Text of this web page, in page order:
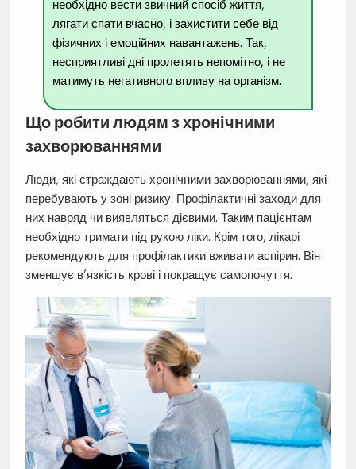
необхідно вести звичний спосіб життя,
лягати спати вчасно, і захистити себе від
фізичних і емоційних навантажень. Так,
несприятливі дні пролетять непомітно, і не
матимуть негативного впливу на організм.
Що робити людям з хронічними
захворюваннями
Люди, які страждають хронічними захворюваннями, які
перебувають у зоні ризику. Профілактичні заходи для
них навряд чи виявляться дієвими. Таким пацієнтам
необхідно тримати під рукою ліки. Крім того, лікарі
рекомендують для профілактики вживати аспірин. Він
зменшує в’язкість крові і покращує самопочуття.